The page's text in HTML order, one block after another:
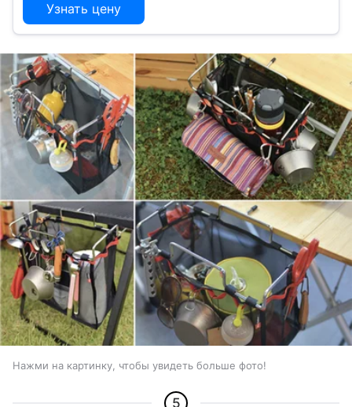
Узнать цену
Нажми на картинку, чтобы увидеть больше фото!
5